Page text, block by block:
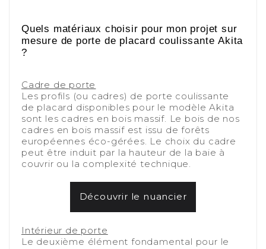
Quels matériaux choisir pour mon projet sur
mesure de porte de placard coulissante Akita
?
Cadre de porte
Les profils (ou cadres) de porte coulissante
de placard disponibles pour le modèle Akita
sont les cadres en bois massif. Le bois de nos
cadres en bois massif est issu de forêts
européennes éco-gérées. Le choix du cadre
peut être induit par la hauteur de la baie à
couvrir ou la complexité technique.
Découvrir le nuancier
Intérieur de porte
Le deuxième élément fondamental pour le